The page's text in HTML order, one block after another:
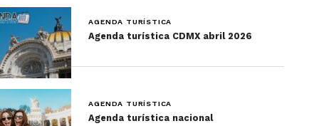
AGENDA TURÍSTICA
Agenda turística CDMX abril 2026
AGENDA TURÍSTICA
Agenda turística nacional